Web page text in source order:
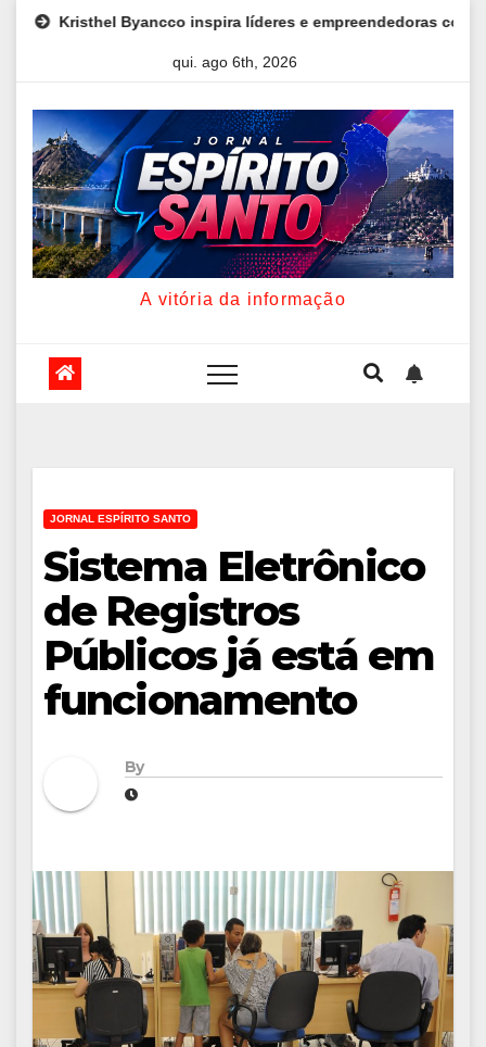
líderes e empreendedoras com palestra sobre fé, autoestima
qui. ago 6th, 2026
A vitória da informação
JORNAL ESPÍRITO SANTO
Sistema Eletrônico
de Registros
Públicos já está em
funcionamento
By